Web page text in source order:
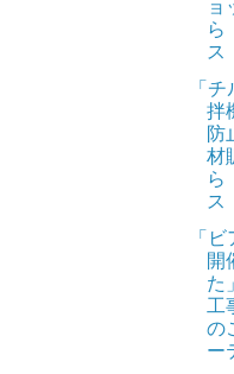
ョ
ら
ス
「
拌
防
材
ら
ス
「
開
た
工
の
ー